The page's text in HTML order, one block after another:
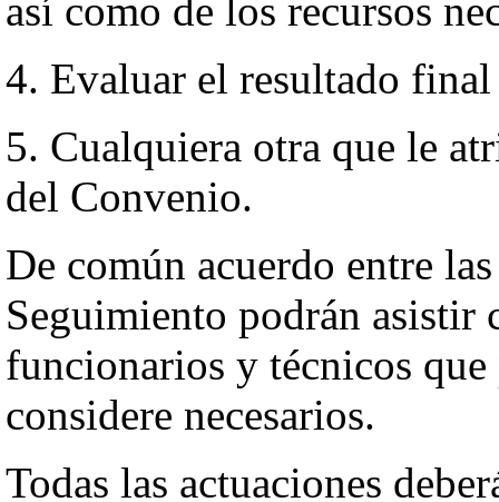
así como de los recursos
4. Evaluar el resultado
5. Cualquiera otra que le
del Convenio.
De común acuerdo entre
Seguimiento podrán
funcionarios y técnicos
considere necesarios.
Todas las actuaciones